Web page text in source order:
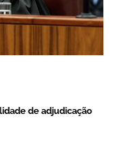
de adjudicação